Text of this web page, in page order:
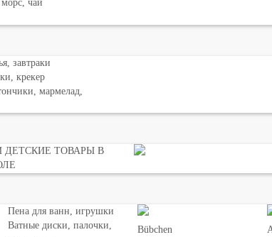
чай
завтраки
крекер
мармелад,
ДЕТСКИЕ ТОВАРЫ В
Пена для ванн, игрушки
Ватные диски, палочки,
Bübchen